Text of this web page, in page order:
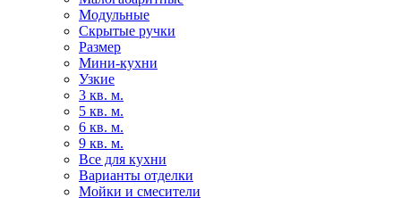
Модульные
Скрытые ручки
Размер
Мини-кухни
Узкие
3 кв. м.
5 кв. м.
6 кв. м.
9 кв. м.
Все для кухни
Варианты отделки
Мойки и смесители